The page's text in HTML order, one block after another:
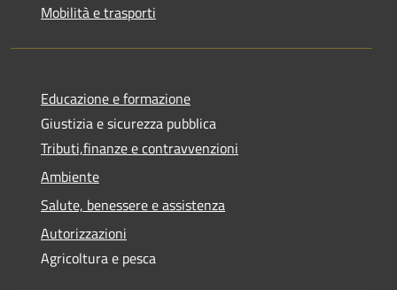
Mobilità e trasporti
Educazione e formazione
Giustizia e sicurezza pubblica
Tributi,finanze e contravvenzioni
Ambiente
Salute, benessere e assistenza
Autorizzazioni
Agricoltura e pesca